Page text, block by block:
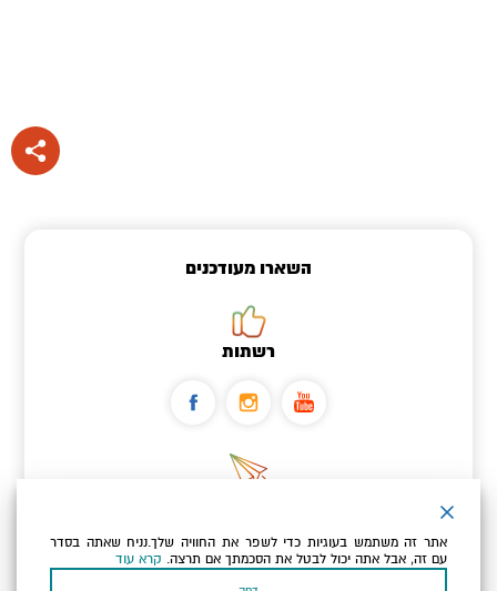
השארו מעודכנים
רשתות
כתובת הדוא"ל שלך
אתר זה משתמש בעוגיות כדי לשפר את החוויה שלך.נניח שאתה בסדר
עם זה, אבל אתה יכול לבטל את הסכמתך אם תרצה. קרא עוד